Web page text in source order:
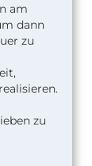
am
dann
zu
zu